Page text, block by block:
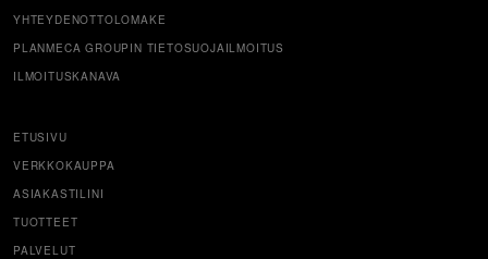
YHTEYDENOTTOLOMAKE
PLANMECA GROUPIN TIETOSUOJAILMOITUS
ILMOITUSKANAVA
ETUSIVU
VERKKOKAUPPA
ASIAKASTILINI
TUOTTEET
PALVELUT